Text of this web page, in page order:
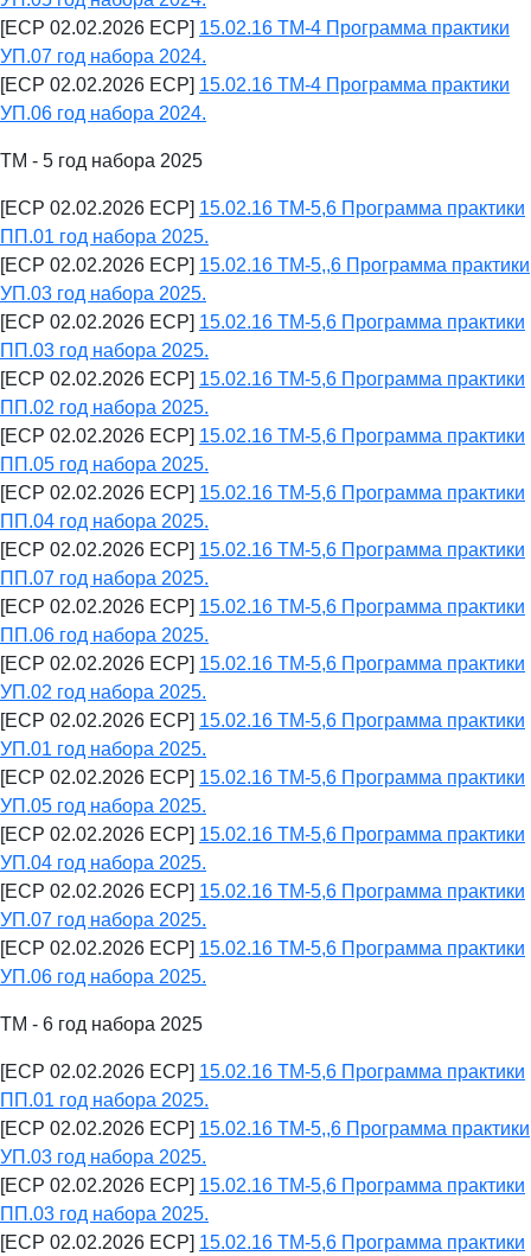
[ECP 02.02.2026 ECP] 15.02.16 ТМ-4 Программа практики
УП.07 год набора 2024.
[ECP 02.02.2026 ECP] 15.02.16 ТМ-4 Программа практики
УП.06 год набора 2024.
ТМ - 5 год набора 2025
[ECP 02.02.2026 ECP] 15.02.16 ТМ-5,6 Программа практики
ПП.01 год набора 2025.
[ECP 02.02.2026 ECP] 15.02.16 ТМ-5,,6 Программа практики
УП.03 год набора 2025.
[ECP 02.02.2026 ECP] 15.02.16 ТМ-5,6 Программа практики
ПП.03 год набора 2025.
[ECP 02.02.2026 ECP] 15.02.16 ТМ-5,6 Программа практики
ПП.02 год набора 2025.
[ECP 02.02.2026 ECP] 15.02.16 ТМ-5,6 Программа практики
ПП.05 год набора 2025.
[ECP 02.02.2026 ECP] 15.02.16 ТМ-5,6 Программа практики
ПП.04 год набора 2025.
[ECP 02.02.2026 ECP] 15.02.16 ТМ-5,6 Программа практики
ПП.07 год набора 2025.
[ECP 02.02.2026 ECP] 15.02.16 ТМ-5,6 Программа практики
ПП.06 год набора 2025.
[ECP 02.02.2026 ECP] 15.02.16 ТМ-5,6 Программа практики
УП.02 год набора 2025.
[ECP 02.02.2026 ECP] 15.02.16 ТМ-5,6 Программа практики
УП.01 год набора 2025.
[ECP 02.02.2026 ECP] 15.02.16 ТМ-5,6 Программа практики
УП.05 год набора 2025.
[ECP 02.02.2026 ECP] 15.02.16 ТМ-5,6 Программа практики
УП.04 год набора 2025.
[ECP 02.02.2026 ECP] 15.02.16 ТМ-5,6 Программа практики
УП.07 год набора 2025.
[ECP 02.02.2026 ECP] 15.02.16 ТМ-5,6 Программа практики
УП.06 год набора 2025.
ТМ - 6 год набора 2025
[ECP 02.02.2026 ECP] 15.02.16 ТМ-5,6 Программа практики
ПП.01 год набора 2025.
[ECP 02.02.2026 ECP] 15.02.16 ТМ-5,,6 Программа практики
УП.03 год набора 2025.
[ECP 02.02.2026 ECP] 15.02.16 ТМ-5,6 Программа практики
ПП.03 год набора 2025.
[ECP 02.02.2026 ECP] 15.02.16 ТМ-5,6 Программа практики